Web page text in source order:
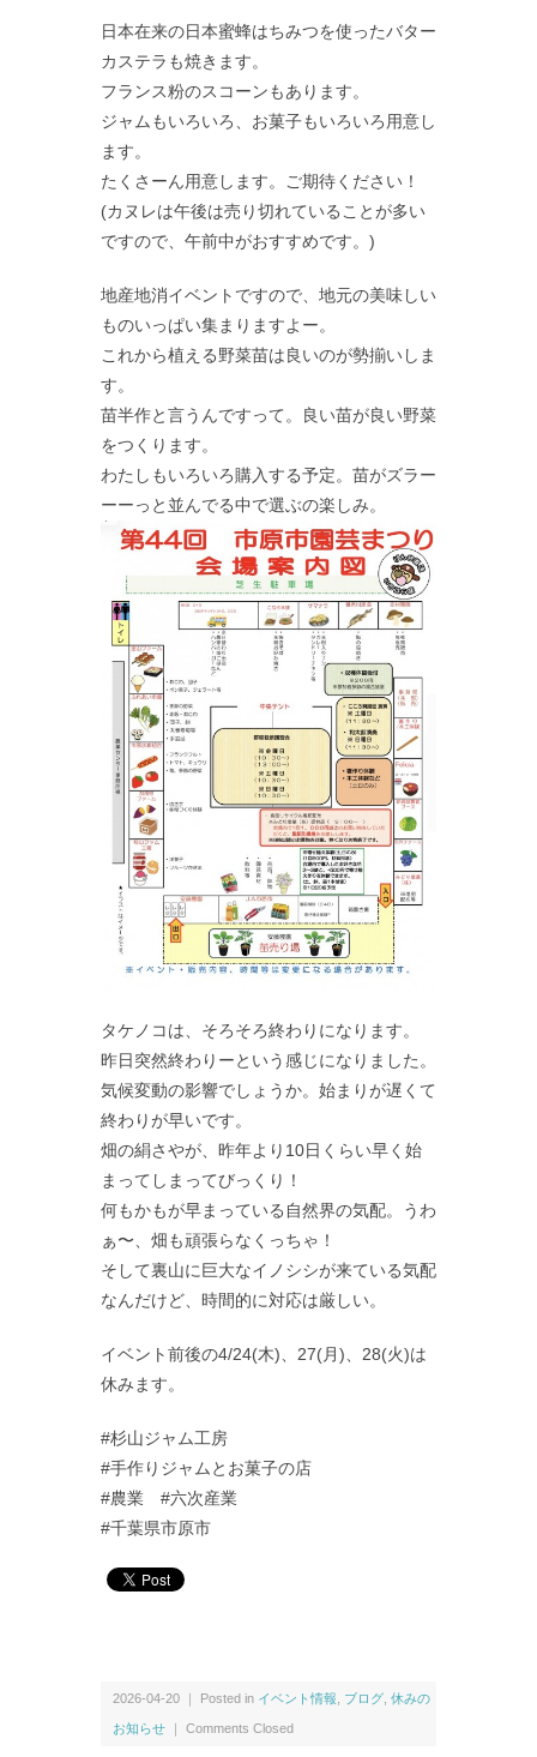
日本在来の日本蜜蜂はちみつを使ったバター
カステラも焼きます。
フランス粉のスコーンもあります。
ジャムもいろいろ、お菓子もいろいろ用意し
ます。
たくさーん用意します。ご期待ください！
(カヌレは午後は売り切れていることが多い
ですので、午前中がおすすめです。)
地産地消イベントですので、地元の美味しい
ものいっぱい集まりますよー。
これから植える野菜苗は良いのが勢揃いしま
す。
苗半作と言うんですって。良い苗が良い野菜
をつくります。
わたしもいろいろ購入する予定。苗がズラー
ーーっと並んでる中で選ぶの楽しみ。
タケノコは、そろそろ終わりになります。
昨日突然終わりーという感じになりました。
気候変動の影響でしょうか。始まりが遅くて
終わりが早いです。
畑の絹さやが、昨年より10日くらい早く始
まってしまってびっくり！
何もかもが早まっている自然界の気配。うわ
ぁ〜、畑も頑張らなくっちゃ！
そして裏山に巨大なイノシシが来ている気配
なんだけど、時間的に対応は厳しい。
イベント前後の4/24(木)、27(月)、28(火)は
休みます。
#杉山ジャム工房
#手作りジャムとお菓子の店
#農業 #六次産業
#千葉県市原市
2026-04-20 ｜ Posted in イベント情報 ブログ 休みの
お知らせ ｜ Comments Closed